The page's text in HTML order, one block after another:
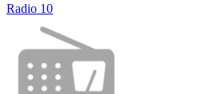
Radio 10